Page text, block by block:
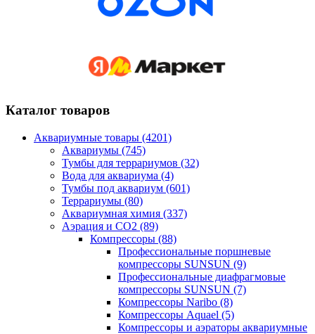
Каталог товаров
Аквариумные товары (4201)
Аквариумы (745)
Тумбы для террариумов (32)
Вода для аквариума (4)
Тумбы под аквариум (601)
Террариумы (80)
Аквариумная химия (337)
Аэрация и CO2 (89)
Компрессоры (88)
Профессиональные поршневые
компрессоры SUNSUN (9)
Профессиональные диафрагмовые
компрессоры SUNSUN (7)
Компрессоры Naribo (8)
Компрессоры Aquael (5)
Компрессоры и аэраторы аквариумные